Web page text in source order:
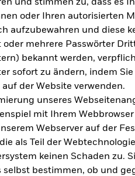
und stimmen zu, dass es
oder Ihren autorisierten
aufzubewahren und diese
oder mehrere Passwörter
bekannt werden,
sofort zu ändern, indem
auf der Website verwenden.
unseres
mit Ihrem
Webserver auf der
als Teil der
keinen Schaden zu.
selbst bestimmen, ob und